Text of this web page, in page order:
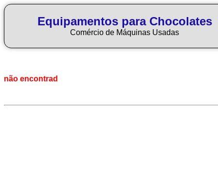
Equipamentos para Chocolates
Comércio de Máquinas Usadas
não encontrad